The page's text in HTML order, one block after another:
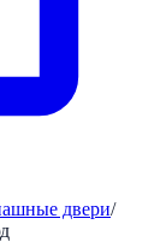
двери/